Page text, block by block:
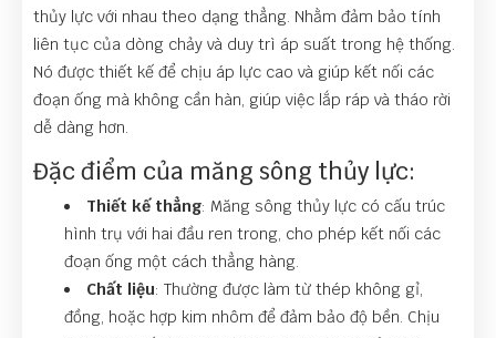
thủy lực với nhau theo dạng thẳng. Nhằm đảm bảo tính
liên tục của dòng chảy và duy trì áp suất trong hệ thống.
Nó được thiết kế để chịu áp lực cao và giúp kết nối các
đoạn ống mà không cần hàn, giúp việc lắp ráp và tháo rời
dễ dàng hơn.
Đặc điểm của măng sông thủy lực:
Thiết kế thẳng: Măng sông thủy lực có cấu trúc
hình trụ với hai đầu ren trong, cho phép kết nối các
đoạn ống một cách thẳng hàng.
Chất liệu: Thường được làm từ thép không gỉ,
đồng, hoặc hợp kim nhôm để đảm bảo độ bền. Chịu